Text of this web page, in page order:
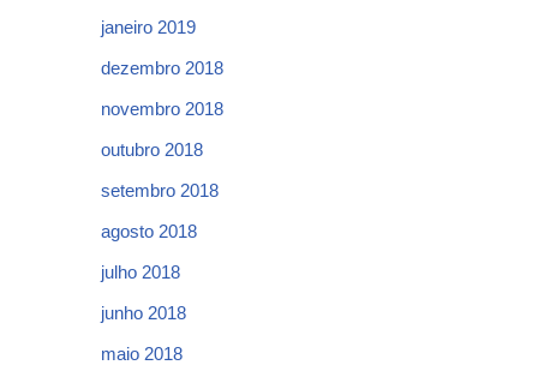
janeiro 2019
dezembro 2018
novembro 2018
outubro 2018
setembro 2018
agosto 2018
julho 2018
junho 2018
maio 2018